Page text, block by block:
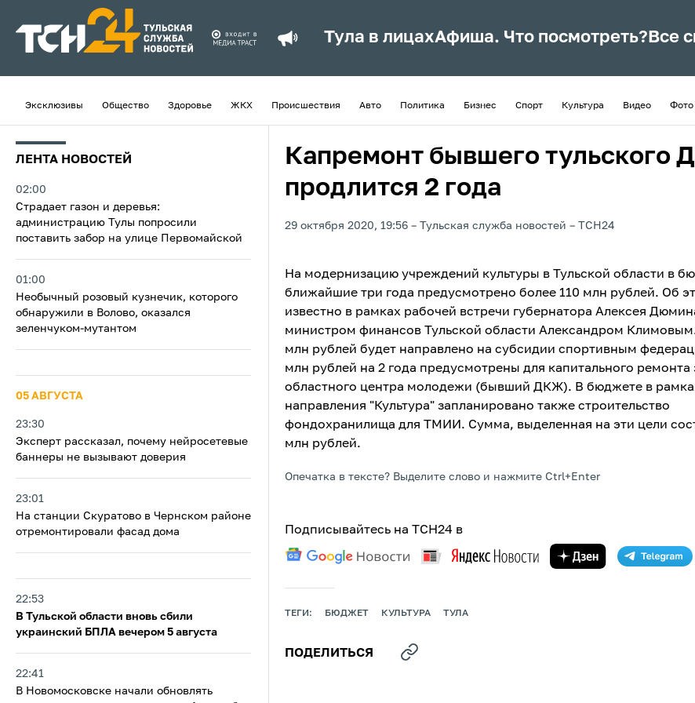
Тула в лицахАфиша. Что посмотреть? Все
Эксклюзивы Общество Здоровье ЖКХ Происшествия Авто Политика Бизнес Спорт Культура Видео Фото
ЛЕНТА НОВОСТЕЙ
02:00
Страдает газон и деревья:
администрацию Тулы попросили
поставить забор на улице Первомайской
01:00
Необычный розовый кузнечик, которого
обнаружили в Волово, оказался
зеленчуком-мутантом
05 АВГУСТА
23:30
Эксперт рассказал, почему нейросетевые
баннеры не вызывают доверия
23:01
На станции Скуратово в Чернском районе
отремонтировали фасад дома
22:53
В Тульской области вновь сбили
украинский БПЛА вечером 5 августа
22:41
В Новомосковске начали обновлять
Капремонт бывшего тульского
продлится 2 года
29 октября 2020, 19:56 Тульская служба новостей ТСН24
На модернизацию учреждений культуры в Тульской области в
ближайшие три года предусмотрено более 110 млн рублей. Об
известно в рамках рабочей встречи губернатора Алексея
министром финансов Тульской области Александром
млн рублей будет направлено на субсидии спортивным
млн рублей на 2 года предусмотрены для капитального ремонта
областного центра молодежи (бывший ДКЖ). В бюджете в
направления "Культура" запланировано также строительство
фондохранилища для ТМИИ. Сумма, выделенная на эти цели
млн рублей.
Опечатка в тексте? Выделите слово и нажмите Ctrl+Enter
Подписывайтесь на ТСН24 в
ТЕГИ: БЮДЖЕТ КУЛЬТУРА ТУЛА
ПОДЕЛИТЬСЯ